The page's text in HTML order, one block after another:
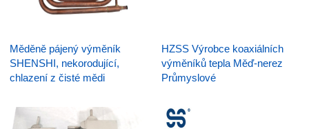
Měděně pájený výměník
SHENSHI, nekorodující,
chlazení z čisté mědi
HZSS Výrobce koaxiálních
výměníků tepla Měď-nerez
Průmyslové